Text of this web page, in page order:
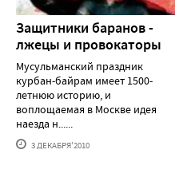
Защитники баранов -
лжецы и провокаторы
Мусульманский праздник
курбан-байрам имеет 1500-
летнюю историю, и
воплощаемая в Москве идея
наезда н......
3 ДЕКАБРЯ'2010